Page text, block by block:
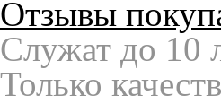
Отзывы
Служат до 10
Только